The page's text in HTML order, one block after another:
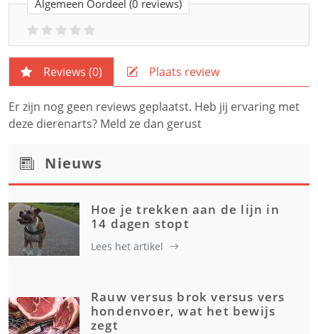
Algemeen Oordeel (0 reviews)
Reviews (0) Plaats review
Er zijn nog geen reviews geplaatst. Heb jij ervaring met
deze dierenarts? Meld ze dan gerust
Nieuws
Hoe je trekken aan de lijn in
14 dagen stopt
Lees het artikel
Rauw versus brok versus vers
hondenvoer, wat het bewijs
zegt